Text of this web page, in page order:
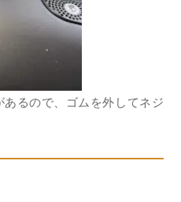
るので、ゴムを外してネジ